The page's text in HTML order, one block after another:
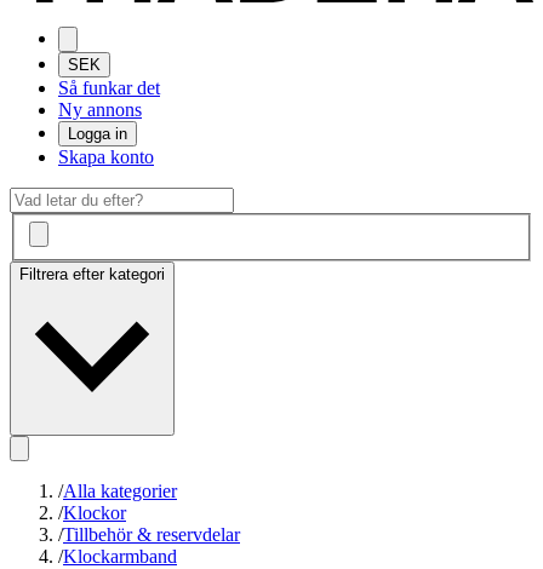
SEK
Så funkar det
Ny annons
Logga in
Skapa konto
Filtrera efter kategori
/Alla kategorier
/Klockor
/Tillbehör & reservdelar
/Klockarmband